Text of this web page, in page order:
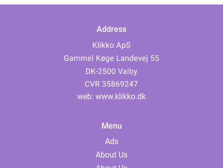
Address
web: www.klikko.dk
Menu
Ads
About Us